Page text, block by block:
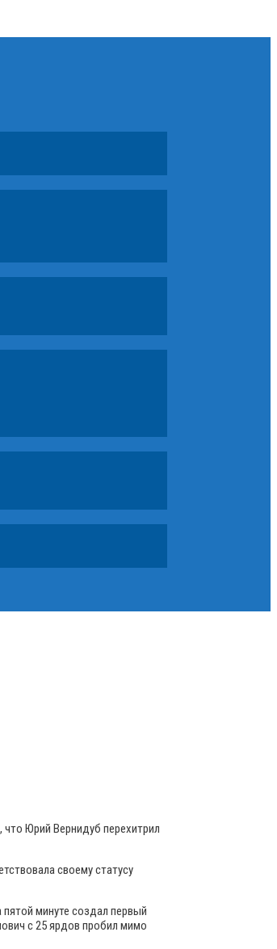
что Юрий Вернидуб перехитрил
своему статусу
минуте создал первый
с 25 ярдов пробил мимо